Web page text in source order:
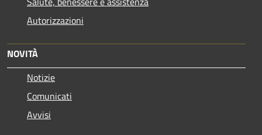
Autorizzazioni
NOVITÀ
Notizie
Comunicati
Avvisi